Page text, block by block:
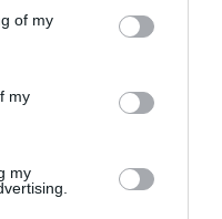
You may click to
its third-party tags to
in below Google
of my
my
my
così la sinistra fa